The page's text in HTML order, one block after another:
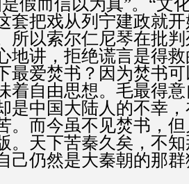
假而信以为真”。“文
套把戏从列宁建政就
所以索尔仁尼琴在批
地讲，拒绝谎言是得
最爱焚书？因为焚书
着自由思想。毛最得
是中国大陆人的不幸
。而今虽不见焚书，
。天下苦秦久矣，不
己仍然是大秦朝的那